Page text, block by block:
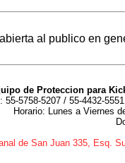
al publico en
de Proteccion para
55-5758-5207 / 55-4432-
Horario: Lunes a Viernes
de San Juan 335, Esq.